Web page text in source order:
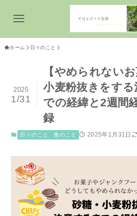
ホーム 日々のこと
【やめられない
小麦粉抜きをする
での経緯と2週間
録
2025
1/31
日々のこと 食のこと 2025年1月31日